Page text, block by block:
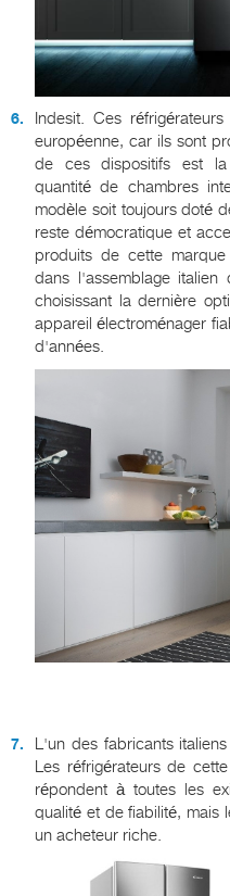
Indesit. Ces
européenne, car ils sont
de ces dispositifs est la
quantité de chambres
modèle soit toujours doté
reste démocratique et
produits de cette
dans l'assemblage
choisissant la dernière
appareil électroménager
d'années.
L'un des fabricants
Les réfrigérateurs de
répondent à toutes les
qualité et de fiabilité, mais
un acheteur riche.